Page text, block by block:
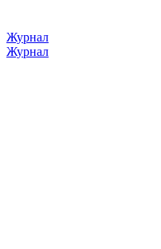
Журнал
Журнал